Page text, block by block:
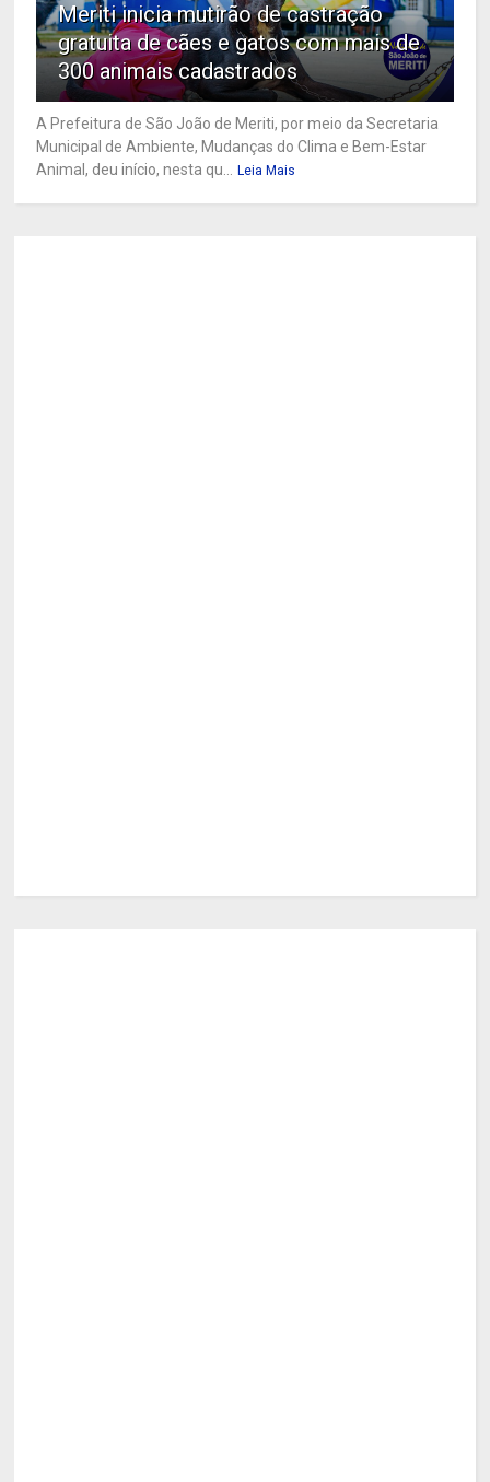
Meriti inicia mutirão de castração
gratuita de cães e gatos com mais de
300 animais cadastrados
A Prefeitura de São João de Meriti, por meio da Secretaria
Municipal de Ambiente, Mudanças do Clima e Bem-Estar
Animal, deu início, nesta qu... Leia Mais